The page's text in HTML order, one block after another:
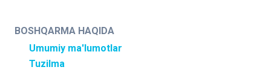
BOSHQARMA HAQIDA
Umumiy ma'lumotlar
Tuzilma